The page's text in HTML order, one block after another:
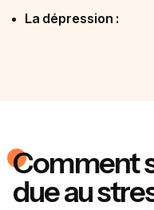
La dépression :
Comment
due au